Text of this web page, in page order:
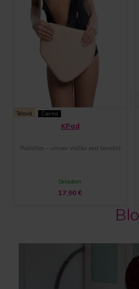
Telová Čierna
KPad
Podložka – unisex vložka pod bandáž
Skladom
17,90€